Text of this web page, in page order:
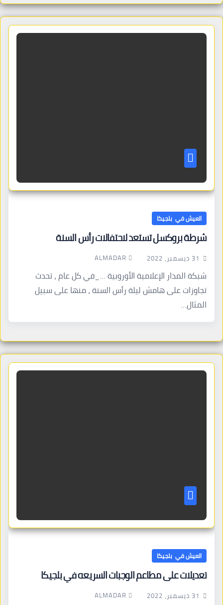
العيش في بلجيكا
شرطة بروكسل تستعد لاحتفالات رأس السنة
31 ديسمبر، 2022 ALMADAR
شبكة المدار الإعلامية الأوروبية …_في كل عام ، تحدث
تجاوزات على هامش ليلة رأس السنة ، منها على سبيل
المثال…
العيش في بلجيكا
تعديلات على مطاعم الوجبات السريعه في بلجيكا
31 ديسمبر، 2022 ALMADAR